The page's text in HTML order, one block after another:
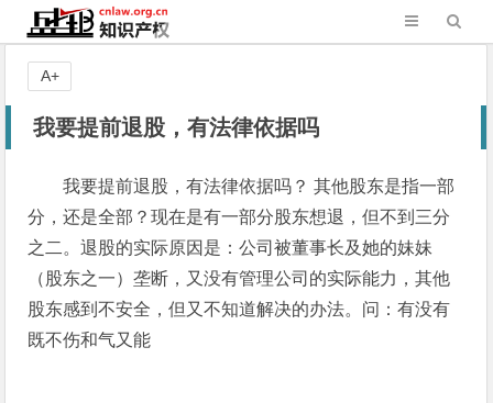
我要提前退股，有法律依据吗
我要提前退股，有法律依据吗？ 其他股东是指一部
分，还是全部？现在是有一部分股东想退，但不到三分
之二。退股的实际原因是：公司被董事长及她的妹妹
（股东之一）垄断，又没有管理公司的实际能力，其他
股东感到不安全，但又不知道解决的办法。问：有没有
既不伤和气又能
A+